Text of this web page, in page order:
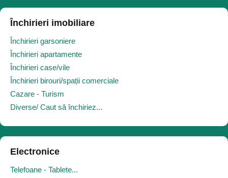
Închirieri imobiliare
Închirieri garsoniere
Închirieri apartamente
Închirieri case/vile
Închirieri birouri/spații comerciale
Cazare - Turism
Diverse/ Caut să închiriez...
Electronice
Telefoane - Tablete...